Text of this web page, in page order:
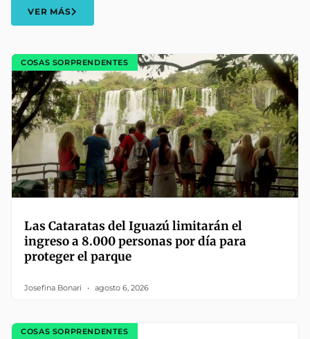
VER MÁS
COSAS SORPRENDENTES
Las Cataratas del Iguazú limitarán el
ingreso a 8.000 personas por día para
proteger el parque
Josefina Bonari agosto 6, 2026
COSAS SORPRENDENTES